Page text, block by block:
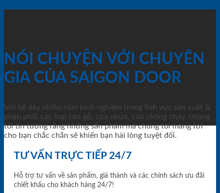
NÓI CHUYỆN VỚI CHUYÊN
GIA CỦA SAIGON DOOR
Với bề dày nhiều năm kinh nghiệm trong lĩnh vực sản xuất &
phân phối các loại cửa gỗ, cửa nhựa, của chống cháy, chúng
tôi tin tưởng rằng những sản phẩm mà chúng tôi mang tới
cho bạn chắc chắn sẽ khiến bạn hài lòng tuyệt đối.
TƯ VẤN TRỰC TIẾP 24/7
Hỗ trợ tư vấn về sản phẩm, giá thành và các chính sách ưu đãi
chiết khấu cho khách hàng 24/7!